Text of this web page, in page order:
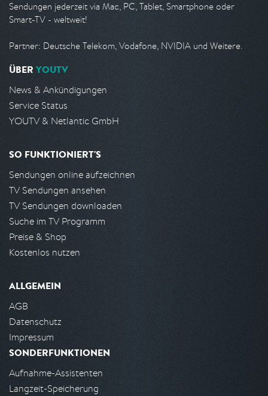
Sendungen jederzeit via Mac, PC, Tablet, Smartphone oder
Smart-TV - weltweit!
Partner: Deutsche Telekom, Vodafone, NVIDIA und Weitere.
ÜBER YOUTV
News & Ankündigungen
Service Status
YOUTV & Netlantic GmbH
SO FUNKTIONIERT'S
Sendungen online aufzeichnen
TV Sendungen ansehen
TV Sendungen downloaden
Suche im TV Programm
Preise & Shop
Kostenlos nutzen
ALLGEMEIN
AGB
Datenschutz
Impressum
SONDERFUNKTIONEN
Aufnahme-Assistenten
Langzeit-Speicherung